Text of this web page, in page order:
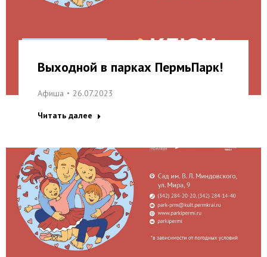
Выходной в парках ПермьПарк!
Афиша 26.07.2023
Читать далее